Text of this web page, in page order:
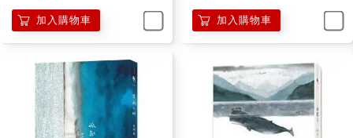
加入購物車 加入購物車